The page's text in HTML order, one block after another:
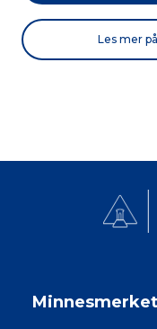
Les mer
Minnesmerket